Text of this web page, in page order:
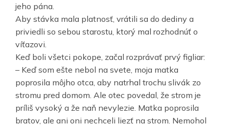
jeho pána.
Aby stávka mala platnosť, vrátili sa do dediny a
priviedli so sebou starostu, ktorý mal rozhodnúť o
víťazovi.
Keď boli všetci pokope, začal rozprávať prvý figliar:
– Keď som ešte nebol na svete, moja matka
poprosila môjho otca, aby natrhal trochu slivák zo
stromu pred domom. Ale otec povedal, že strom je
príliš vysoký a že naň nevylezie. Matka poprosila
bratov, ale ani oni nechceli liezť na strom. Nemohol